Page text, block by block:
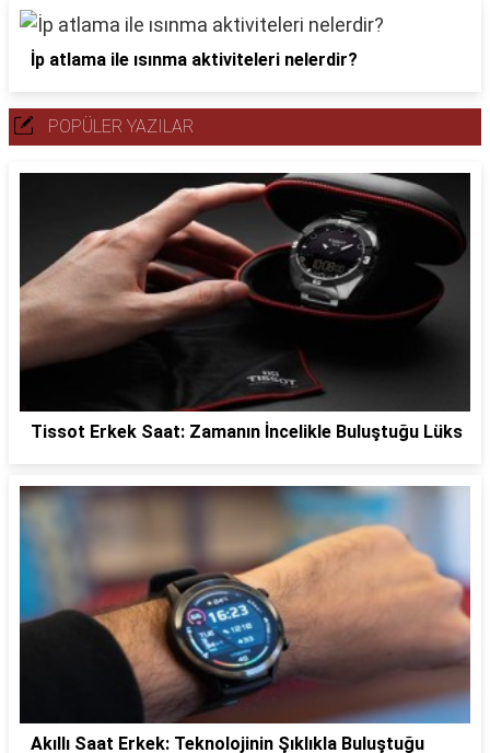
İp atlama ile ısınma aktiviteleri nelerdir?
POPÜLER YAZILAR
Tissot Erkek Saat: Zamanın İncelikle Buluştuğu Lüks
Akıllı Saat Erkek: Teknolojinin Şıklıkla Buluştuğu